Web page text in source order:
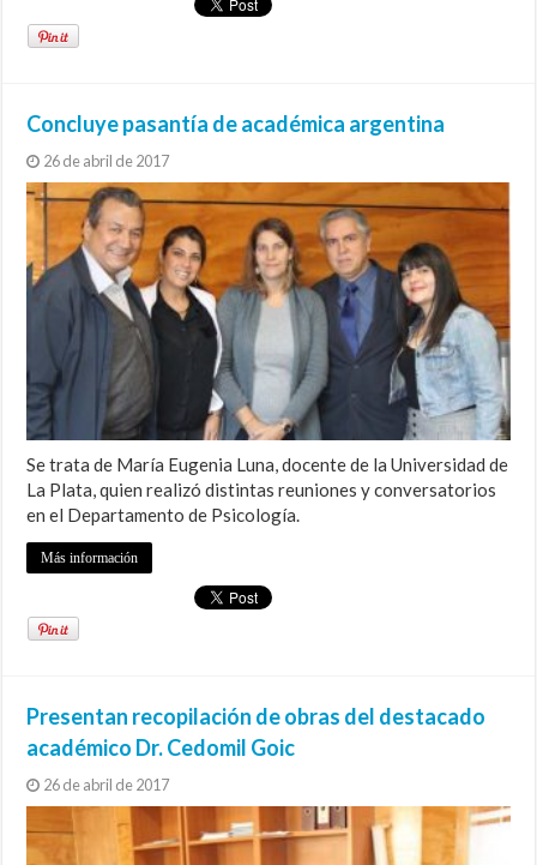
Concluye pasantía de académica argentina
26 de abril de 2017
Se trata de María Eugenia Luna, docente de la Universidad de
La Plata, quien realizó distintas reuniones y conversatorios
en el Departamento de Psicología.
Más información
Presentan recopilación de obras del destacado
académico Dr. Cedomil Goic
26 de abril de 2017